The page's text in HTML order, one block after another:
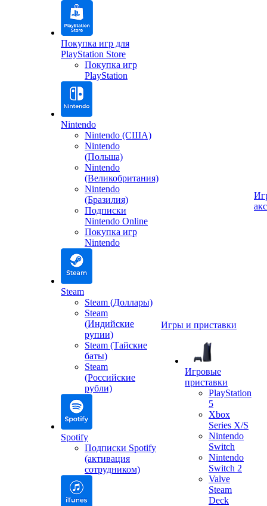
Покупка игр для
PlayStation Store
Покупка игр
PlayStation
Nintendo
Nintendo (США)
Nintendo
(Польша)
Nintendo
(Великобритания)
Nintendo
(Бразилия)
Подписки
Nintendo Online
Покупка игр
Nintendo
Steam
Steam (Доллары)
Steam
(Индийские
рупии)
Steam (Тайские
баты)
Steam
(Российские
рубли)
Spotify
Подписки Spotify
(активация
сотрудником)
Игры и приставки
Игровые
приставки
PlayStation
5
Xbox
Series X/S
Nintendo
Switch
Nintendo
Switch 2
Valve
Steam
Deck